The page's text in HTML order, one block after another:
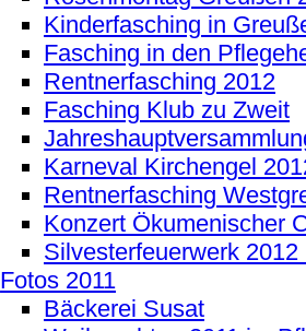
Kinderfasching in
Fasching in den
Rentnerfasching 2012
Fasching Klub zu Zweit
Karneval Kirchengel
Rentnerfasching
Konzert Ökumenischer
Silvesterfeuerwerk
Fotos 2011
Bäckerei Susat